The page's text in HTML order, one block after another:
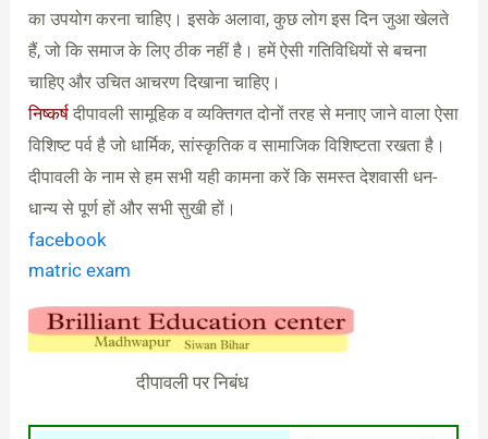
का उपयोग करना चाहिए। इसके अलावा, कुछ लोग इस दिन जुआ खेलते
हैं, जो कि समाज के लिए ठीक नहीं है। हमें ऐसी गतिविधियों से बचना
चाहिए और उचित आचरण दिखाना चाहिए।
निष्कर्ष दीपावली सामूहिक व व्यक्तिगत दोनों तरह से मनाए जाने वाला ऐसा
विशिष्ट पर्व है जो धार्मिक, सांस्कृतिक व सामाजिक विशिष्टता रखता है।
दीपावली के नाम से हम सभी यही कामना करें कि समस्त देशवासी धन-
धान्य से पूर्ण हों और सभी सुखी हों।
facebook
matric exam
दीपावली पर निबंध